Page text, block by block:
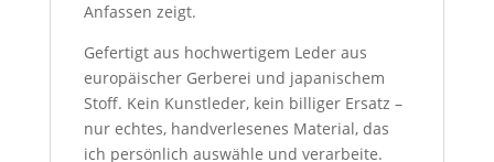
Anfassen zeigt.
Gefertigt aus hochwertigem Leder aus
europäischer Gerberei und japanischem
Stoff. Kein Kunstleder, kein billiger Ersatz –
nur echtes, handverlesenes Material, das
ich persönlich auswähle und verarbeite.